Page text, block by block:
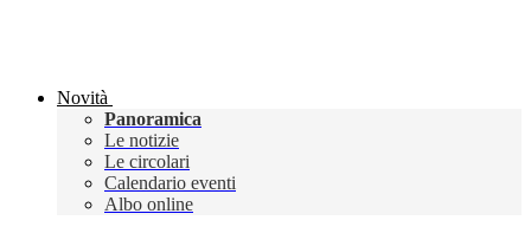
Novità
Panoramica
Le notizie
Le circolari
Calendario eventi
Albo online